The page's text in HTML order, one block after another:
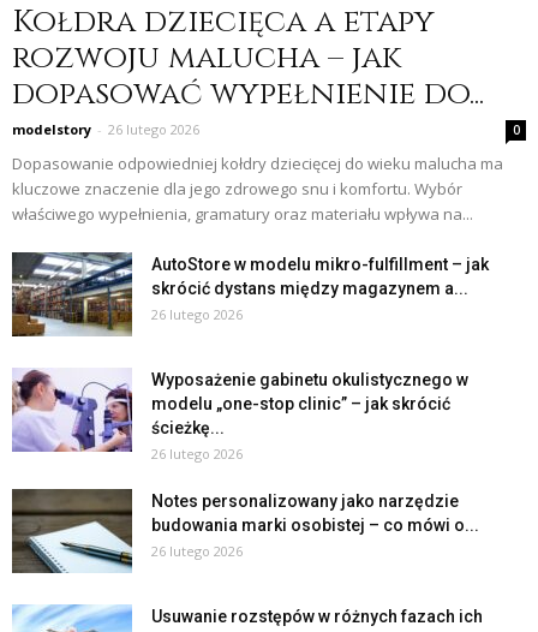
Kołdra dziecięca a etapy
rozwoju malucha – jak
dopasować wypełnienie do...
modelstory - 26 lutego 2026 0
Dopasowanie odpowiedniej kołdry dziecięcej do wieku malucha ma
kluczowe znaczenie dla jego zdrowego snu i komfortu. Wybór
właściwego wypełnienia, gramatury oraz materiału wpływa na...
AutoStore w modelu mikro-fulfillment – jak
skrócić dystans między magazynem a...
26 lutego 2026
Wyposażenie gabinetu okulistycznego w
modelu „one-stop clinic” – jak skrócić
ścieżkę...
26 lutego 2026
Notes personalizowany jako narzędzie
budowania marki osobistej – co mówi o...
26 lutego 2026
Usuwanie rozstępów w różnych fazach ich